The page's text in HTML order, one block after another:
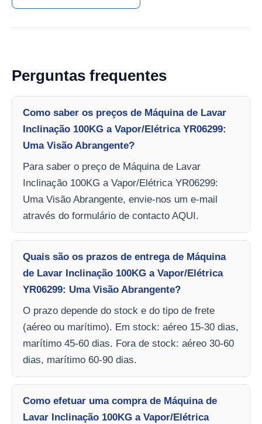
Perguntas frequentes
Como saber os preços de Máquina de Lavar
Inclinação 100KG a Vapor/Elétrica YR06299:
Uma Visão Abrangente?
Para saber o preço de Máquina de Lavar
Inclinação 100KG a Vapor/Elétrica YR06299:
Uma Visão Abrangente, envie-nos um e-mail
através do formulário de contacto AQUI.
Quais são os prazos de entrega de Máquina
de Lavar Inclinação 100KG a Vapor/Elétrica
YR06299: Uma Visão Abrangente?
O prazo depende do stock e do tipo de frete
(aéreo ou marítimo). Em stock: aéreo 15-30 dias,
marítimo 45-60 dias. Fora de stock: aéreo 30-60
dias, marítimo 60-90 dias.
Como efetuar uma compra de Máquina de
Lavar Inclinação 100KG a Vapor/Elétrica